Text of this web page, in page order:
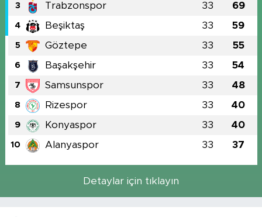
3 Trabzonspor 33 69
4 Beşiktaş 33 59
5 Göztepe 33 55
6 Başakşehir 33 54
7 Samsunspor 33 48
8 Rizespor 33 40
9 Konyaspor 33 40
10 Alanyaspor 33 37
Detaylar için tıklayın